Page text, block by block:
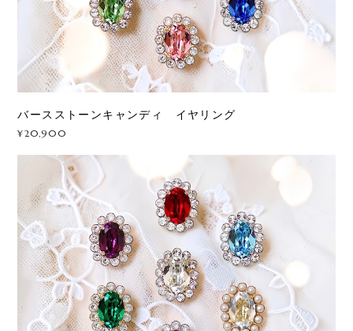
バースストーンキャンディ イヤリング
¥20,900